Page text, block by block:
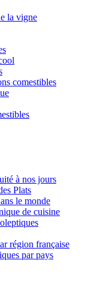
la vigne
comestibles
à nos jours
Plats
le monde
de cuisine
région française
par pays